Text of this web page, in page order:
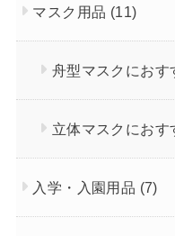
マスク用品 (11)
舟型マスクにおす
立体マスクにおす
入学・入園用品 (7)